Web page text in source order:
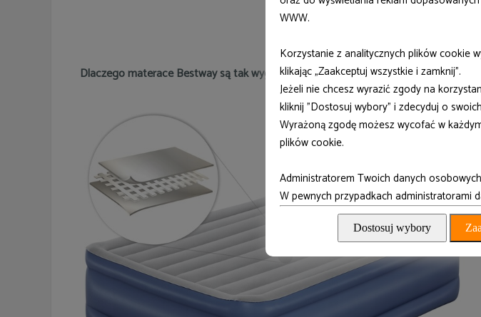
Dlaczego materace Bestway są tak wygodne i wytrzymałe?
WWW.
Korzystanie z analitycznych plików cookie
klikając „Zaakceptuj wszystkie i zamknij”.
Jeżeli nie chcesz wyrazić zgody na
kliknij "Dostosuj wybory" i zdecyduj o
Wyrażoną zgodę możesz wycofać w
plików cookie.
Administratorem Twoich danych
W pewnych przypadkach administratorami
Dostosuj wybory